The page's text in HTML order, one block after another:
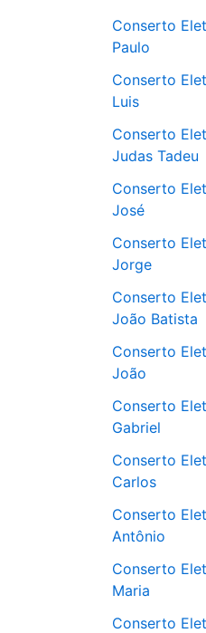
Conserto
Paulo
Conserto
Luis
Conserto
Judas Tadeu
Conserto
José
Conserto
Jorge
Conserto
João Batista
Conserto
João
Conserto
Gabriel
Conserto
Carlos
Conserto
Antônio
Conserto
Maria
Conserto